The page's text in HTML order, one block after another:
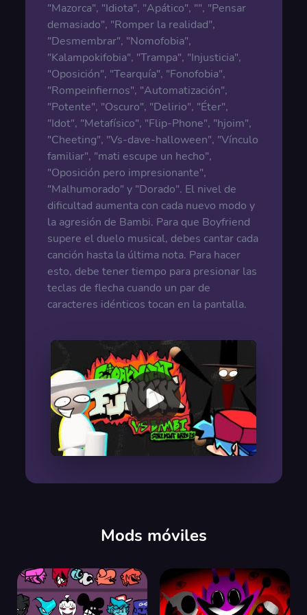
"Mazorca", "Idiota", "Apático", "", "Pensar
demasiado", "Romper la realidad",
"Desmembrar", "Nomofobia",
"Kalampokifobia", "Trampa", "Injusticia",
"Oposición", "Tearquía", "Fonofobia",
"Rompeinfiernos", "Automatización",
"Potente", "Oscuro", "Delirio", "Éter",
"Idot", "Metafísico", "Flip-Phone", "hjoim",
"Cheeting", "Vs-dave-halloween", "Vínculo
familiar", "mati escupe un hecho",
"Oposición pero impresionante",
"Malhumorado" y "Dorado". El nivel de
dificultad aumenta con cada nuevo modo y
la agresión de Bambi. Para que Boyfriend
supere el duelo musical, debes cantar cada
canción hasta la última nota. Para hacer
esto, debe tener tiempo para presionar las
teclas de flecha cuando un par de
caracteres idénticos tocan en la pantalla.
Mods móviles